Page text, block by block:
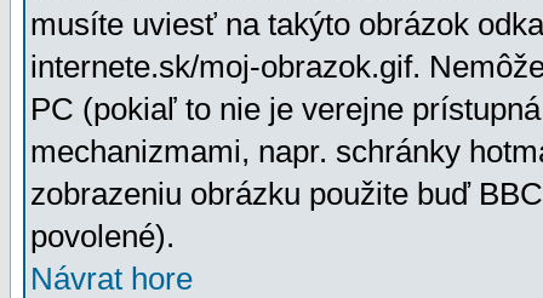
musíte uviesť na takýto obrázok
internete.sk/moj-obrazok.gif.
PC (pokiaľ to nie je verejne
mechanizmami, napr. schránky
zobrazeniu obrázku použite buď
povolené).
Návrat hore